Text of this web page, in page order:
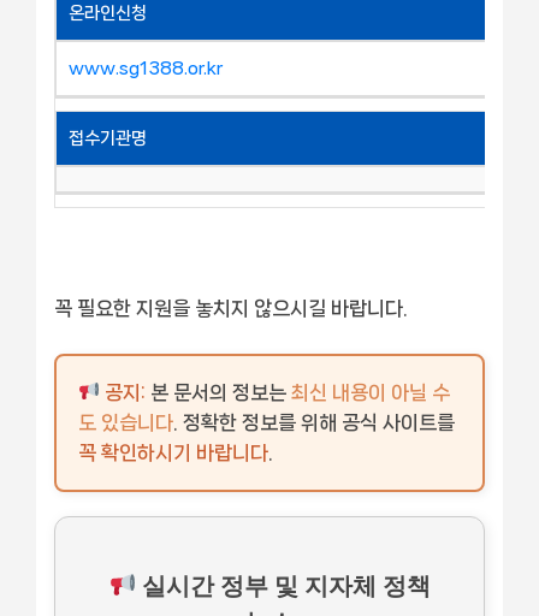
온라인신청
www.sg1388.or.kr
접수기관명
꼭 필요한 지원을 놓치지 않으시길 바랍니다.
공지: 본 문서의 정보는최신 내용이 아닐 수
도 있습니다 . 정확한 정보를 위해 공식 사이트를
꼭 확인하시기 바랍니다
실시간 정부 및 지자체 정책